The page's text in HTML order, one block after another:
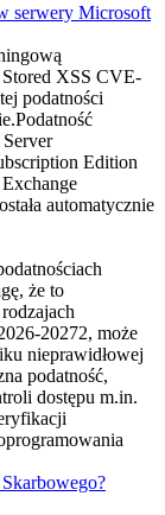
serwery Microsoft
XSS CVE-
podatności
Edition
automatycznie
że to
20272, może
nieprawidłowej
podatność,
dostępu m.in.